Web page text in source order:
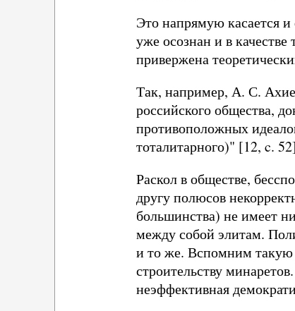
Это напрямую касается
уже осознан и в
привержена
Так, например, А. С.
российского общества,
противоположных
тоталитарного)" [12, c.
Раскол в обществе,
другу полюсов
большинства) не имеет
между собой элитам.
и то же. Вспомним такую
строительству
неэффективная